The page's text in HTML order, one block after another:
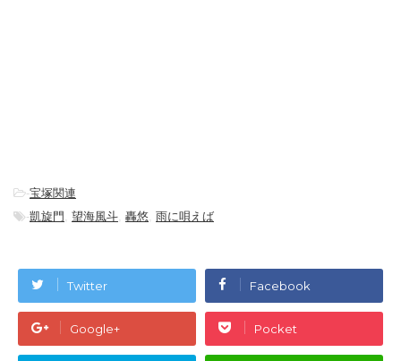
-宝塚関連
-凱旋門 , 望海風斗, 轟悠, 雨に唄えば
Twitter Facebook
Google+ Pocket